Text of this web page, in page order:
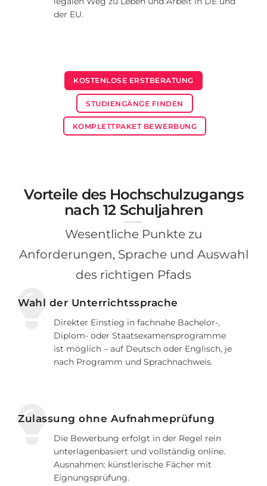
der EU.
KOSTENLOSE ERSTBERATUNG
STUDIENGÄNGE FINDEN
KOMPLETTPAKET BEWERBUNG
Vorteile des Hochschulzugangs
nach 12 Schuljahren
Wesentliche Punkte zu
Anforderungen, Sprache und Auswahl
des richtigen Pfads
Wahl der Unterrichtssprache
Direkter Einstieg in fachnahe Bachelor-,
Diplom- oder Staatsexamensprogramme
ist möglich – auf Deutsch oder Englisch, je
nach Programm und Sprachnachweis.
Zulassung ohne Aufnahmeprüfung
Die Bewerbung erfolgt in der Regel rein
unterlagenbasiert und vollständig online.
Ausnahmen: künstlerische Fächer mit
Eignungsprüfung.